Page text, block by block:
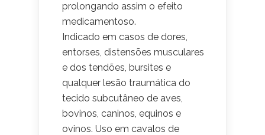
prolongando assim o efeito
medicamentoso.
Indicado em casos de dores,
entorses, distensões musculares
e dos tendões, bursites e
qualquer lesão traumática do
tecido subcutâneo de aves,
bovinos, caninos, equinos e
ovinos. Uso em cavalos de